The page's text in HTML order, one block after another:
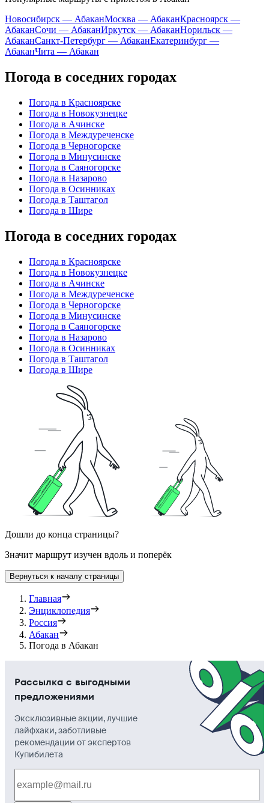
Новосибирск — АбаканМосква — АбаканКрасноярск —
АбаканСочи — АбаканИркутск — АбаканНорильск —
АбаканСанкт-Петербург — АбаканЕкатеринбург —
АбаканЧита — Абакан
Погода в соседних городах
Погода в Красноярске
Погода в Новокузнецке
Погода в Ачинске
Погода в Междуреченске
Погода в Черногорске
Погода в Минусинске
Погода в Саяногорске
Погода в Назарово
Погода в Осинниках
Погода в Таштагол
Погода в Шире
Погода в соседних городах
Погода в Красноярске
Погода в Новокузнецке
Погода в Ачинске
Погода в Междуреченске
Погода в Черногорске
Погода в Минусинске
Погода в Саяногорске
Погода в Назарово
Погода в Осинниках
Погода в Таштагол
Погода в Шире
Дошли до конца страницы?
Значит маршрут изучен вдоль и поперёк
Вернуться к началу страницы
Главная
Энциклопедия
Россия
Абакан
Погода в Абакан
Рассылка с выгодными
предложениями
Эксклюзивные акции, лучшие
лайфхаки, заботливые
рекомендации от экспертов
Купибилета